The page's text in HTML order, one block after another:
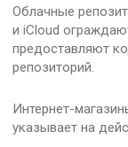
Облачные
и iCloud
предоставляют
репозиторий.
Интернет-
указывает на